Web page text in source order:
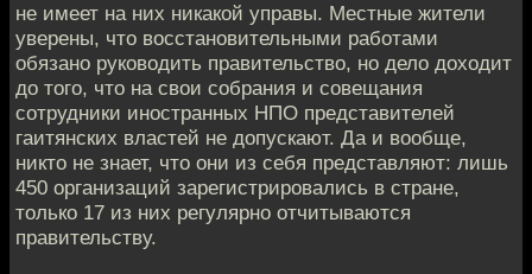
не имеет на них никакой управы. Местные жители
уверены, что восстановительными работами
обязано руководить правительство, но дело доходит
до того, что на свои собрания и совещания
сотрудники иностранных НПО представителей
гаитянских властей не допускают. Да и вообще,
никто не знает, что они из себя представляют: лишь
450 организаций зарегистрировались в стране,
только 17 из них регулярно отчитываются
правительству.